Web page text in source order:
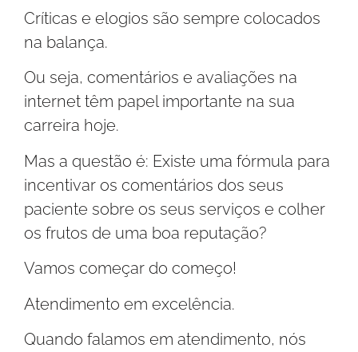
Críticas e elogios são sempre colocados
na balança.
Ou seja, comentários e avaliações na
internet têm papel importante na sua
carreira hoje.
Mas a questão é: Existe uma fórmula para
incentivar os comentários dos seus
paciente sobre os seus serviços e colher
os frutos de uma boa reputação?
Vamos começar do começo!
Atendimento em excelência.
Quando falamos em atendimento, nós